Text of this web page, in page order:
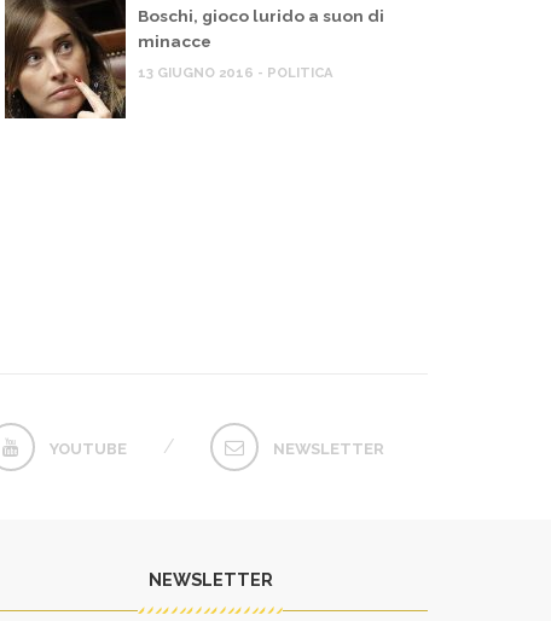
Boschi, gioco lurido a suon di
minacce
13 GIUGNO 2016 - POLITICA
YOUTUBE NEWSLETTER
NEWSLETTER